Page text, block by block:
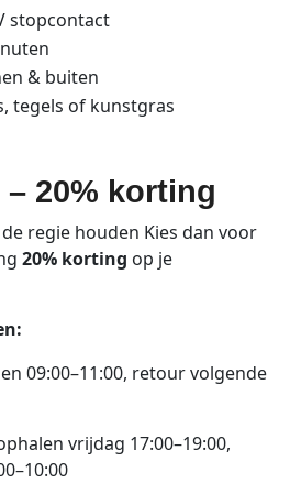
stopcontact
& buiten
tegels of kunstgras
20% korting
regie houden Kies dan voor
20% korting op je
09:00–11:00, retour volgende
vrijdag 17:00–19:00,